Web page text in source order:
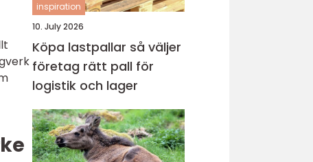
inspiration
10. July 2026
Köpa lastpallar så väljer
företag rätt pall för
logistik och lager